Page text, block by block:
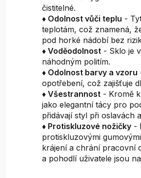
čistitelné.
♦ Odolnost vůči teplu -
teplotám, což znamená,
pod horké nádobí bez
♦ Voděodolnost - Sklo je
náhodným politím.
♦ Odolnost barvy a vzoru
opotřebení, což zajišťuje
♦ Všestrannost - Kromě
jako elegantní tácy pro
přidávají styl při oslavách
♦ Protiskluzové nožičky -
protiskluzovými
krájení a chrání pracovní
a pohodlí uživatele jsou